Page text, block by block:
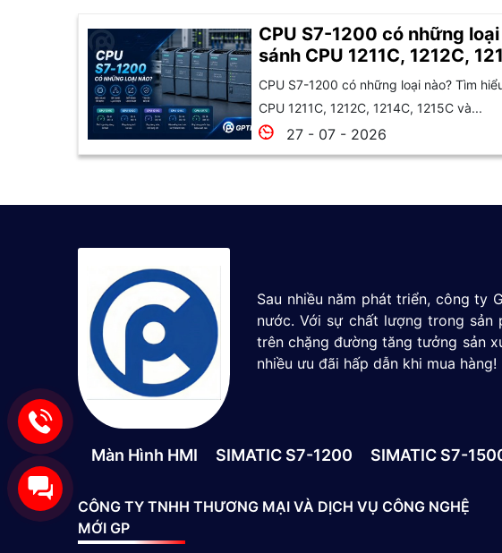
CPU S7-1200 có những loại
sánh CPU 1211C, 1212C,
1215C và 1217C
CPU S7-1200 có những loại nào? Tìm
CPU 1211C, 1212C, 1214C, 1215C và...
27 - 07 - 2026
Sau nhiều năm phát triển, công ty
nước. Với sự chất lượng trong sản
trên chặng đường tăng tưởng sản
nhiều ưu đãi hấp dẫn khi mua hàng!
Màn Hình HMI SIMATIC S7-1200 SIMATIC S7-
CÔNG TY TNHH THƯƠNG MẠI VÀ DỊCH VỤ CÔNG NGHỆ
MỚI GP